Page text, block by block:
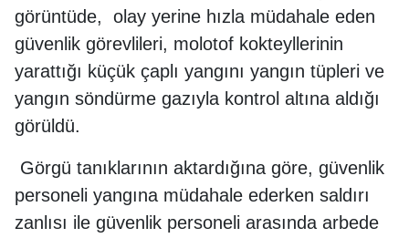
görüntüde, olay yerine hızla müdahale eden
güvenlik görevlileri, molotof kokteyllerinin
yarattığı küçük çaplı yangını yangın tüpleri ve
yangın söndürme gazıyla kontrol altına aldığı
görüldü.
Görgü tanıklarının aktardığına göre, güvenlik
personeli yangına müdahale ederken saldırı
zanlısı ile güvenlik personeli arasında arbede